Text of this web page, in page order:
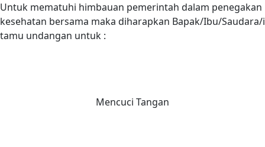
Untuk mematuhi himbauan pemerintah dalam penegakan
kesehatan bersama maka diharapkan Bapak/Ibu/Saudara/i
tamu undangan untuk :
Mencuci Tangan